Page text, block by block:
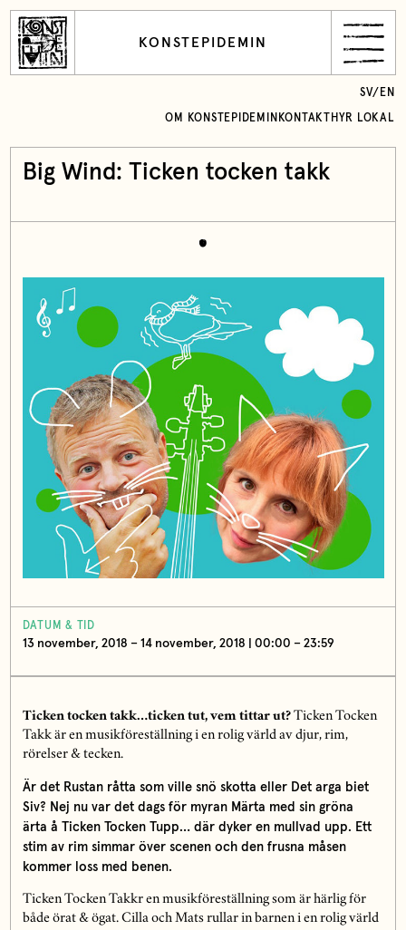
KONSTEPIDEMIN
OM KONSTEPIDEMIN KONTAKT HYR LOKAL
SV/ EN
Big Wind: Ticken tocken takk
DATUM & TID
13 november, 2018 – 14 november, 2018 | 00:00 – 23:59
Ticken tocken takk…ticken tut, vem tittar ut? Ticken Tocken
Takk är en musikföreställning i en rolig värld av djur, rim,
rörelser & tecken.
Är det Rustan råtta som ville snö skotta eller Det arga biet
Siv? Nej nu var det dags för myran Märta med sin gröna
ärta å Ticken Tocken Tupp… där dyker en mullvad upp. Ett
stim av rim simmar över scenen och den frusna måsen
kommer loss med benen.
Ticken Tocken Takkr en musikföreställning som är härlig för
både örat & ögat. Cilla och Mats rullar in barnen i en rolig värld